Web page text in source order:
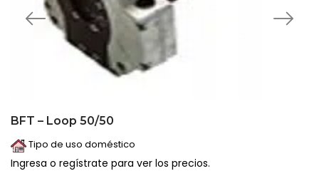
BFT – Loop 50/50
Tipo de uso doméstico
Ingresa o regístrate para ver los precios.